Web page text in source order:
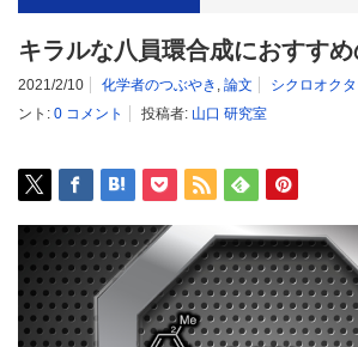
キラルな八員環合成におすす
2021/2/10 化学者のつぶやき , 論文 シクロオク
ント: 0 コメント 投稿者: 山口 研究室